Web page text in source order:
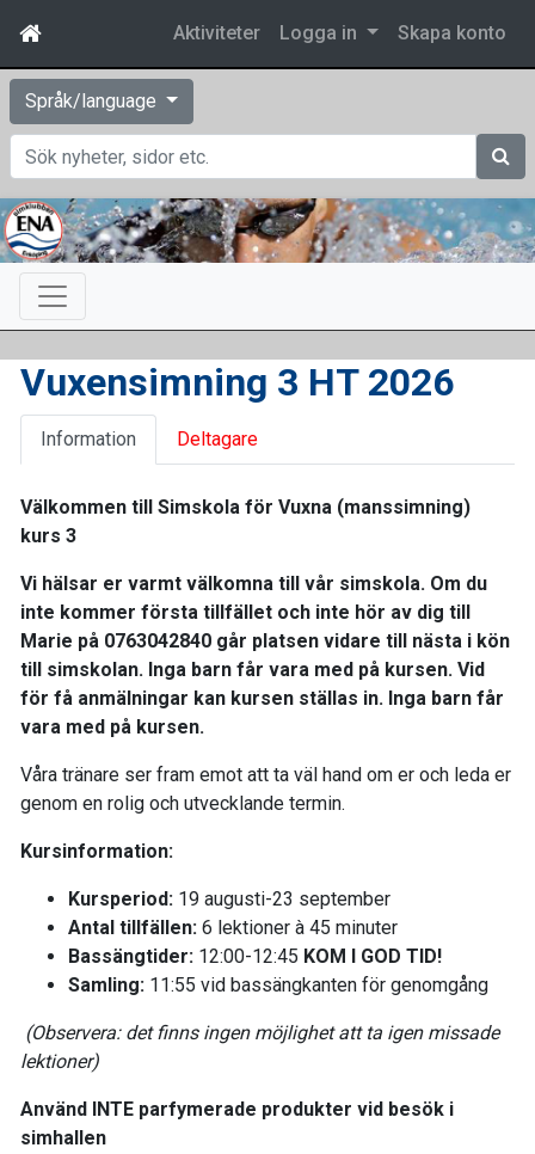
Aktiviteter Logga in Skapa konto
Språk/language
Sök
Vuxensimning 3 HT 2026
Information Deltagare
Välkommen till Simskola för Vuxna (manssimning)
kurs 3
Vi hälsar er varmt välkomna till vår simskola. Om du
inte kommer första tillfället och inte hör av dig till
Marie på 0763042840 går platsen vidare till nästa i kön
till simskolan. Inga barn får vara med på kursen. Vid
för få anmälningar kan kursen ställas in. Inga barn får
vara med på kursen.
Våra tränare ser fram emot att ta väl hand om er och leda er
genom en rolig och utvecklande termin.
Kursinformation:
Kursperiod: 19 augusti-23 september
Antal tillfällen: 6 lektioner à 45 minuter
Bassängtider: 12:00-12:45 KOM I GOD TID!
Samling: 11:55 vid bassängkanten för genomgång
(Observera: det finns ingen möjlighet att ta igen missade
lektioner)
Använd INTE parfymerade produkter vid besök i
simhallen